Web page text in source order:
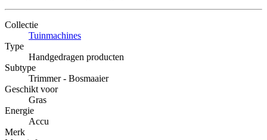
Collectie
Tuinmachines
Type
Handgedragen producten
Subtype
Trimmer - Bosmaaier
Geschikt voor
Gras
Energie
Accu
Merk